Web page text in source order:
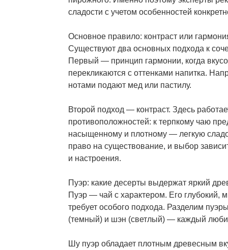
сладости с учетом особенностей
Основное правило: контраст или
Существуют два основных подхода к
Первый — принцип гармонии, когда
перекликаются с оттенками напитка.
нотами подают мед или пастилу.
Второй подход — контраст. Здесь
противоположностей: к терпкому чаю
насыщенному и плотному — легкую
право на существование, и выбор
и настроения.
Пуэр: какие десерты выдержат яркий
Пуэр — чай с характером. Его глубокий,
требует особого подхода. Разделим
(темный) и шэн (светлый) — каждый
Шу пуэр обладает плотным древесным